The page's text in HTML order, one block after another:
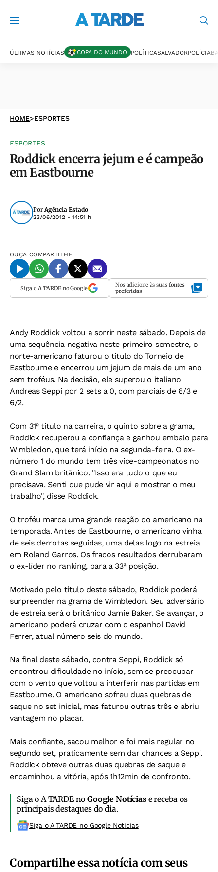
ÚLTIMAS NOTÍCIAS COPA DO MUNDO POLÍTICASALVADORPOLÍCIA
HOME>ESPORTES
ESPORTES
Roddick encerra jejum e é campeão
em Eastbourne
PorAgência Estado
23/06/2012 - 14:51 h
OUÇA COMPARTILHE
Siga o A TARDEno Google Nos adicione às suas fontes
preferidas
Andy Roddick voltou a sorrir neste sábado. Depois de
uma sequência negativa neste primeiro semestre, o
norte-americano faturou o título do Torneio de
Eastbourne e encerrou um jejum de mais de um ano
sem troféus. Na decisão, ele superou o italiano
Andreas Seppi por 2 sets a 0, com parciais de 6/3 e
6/2.
Com 31º título na carreira, o quinto sobre a grama,
Roddick recuperou a confiança e ganhou embalo para
Wimbledon, que terá início na segunda-feira. O ex-
número 1 do mundo tem três vice-campeonatos no
Grand Slam britânico. "Isso era tudo o que eu
precisava. Senti que pude vir aqui e mostrar o meu
trabalho", disse Roddick.
O troféu marca uma grande reação do americano na
temporada. Antes de Eastbourne, o americano vinha
de seis derrotas seguidas, uma delas logo na estreia
em Roland Garros. Os fracos resultados derrubaram
o ex-líder no ranking, para a 33ª posição.
Motivado pelo título deste sábado, Roddick poderá
surpreender na grama de Wimbledon. Seu adversário
de estreia será o britânico Jamie Baker. Se avançar, o
americano poderá cruzar com o espanhol David
Ferrer, atual número seis do mundo.
Na final deste sábado, contra Seppi, Roddick só
encontrou dificuldade no início, sem se preocupar
com o vento que voltou a interferir nas partidas em
Eastbourne. O americano sofreu duas quebras de
saque no set inicial, mas faturou outras três e abriu
vantagem no placar.
Mais confiante, sacou melhor e foi mais regular no
segundo set, praticamente sem dar chances a Seppi.
Roddick obteve outras duas quebras de saque e
encaminhou a vitória, após 1h12min de confronto.
Siga o A TARDE noGoogle Notíciase receba os
principais destaques do dia.
Siga o A TARDE no Google Noticias
Compartilhe essa notícia com seus